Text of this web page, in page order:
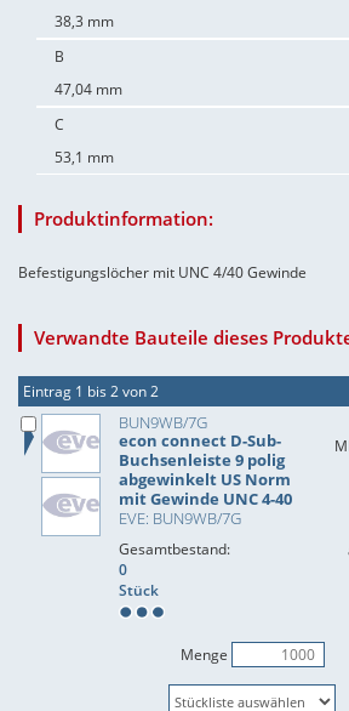
38,3 mm
B
47,04 mm
C
53,1 mm
Produktinformation:
Befestigungslöcher mit UNC 4/40 Gewinde
Verwandte Bauteile dieses
Eintrag 1 bis 2 von 2
BUN9WB/7G
econ connect D-Sub-
Buchsenleiste 9 polig
abgewinkelt US Norm
mit Gewinde UNC 4-40
EVE: BUN9WB/7G
Gesamtbestand:
0
Stück
Menge